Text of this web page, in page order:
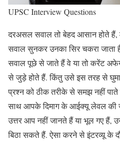
UPSC Interview Questions
दरअसल सवाल तो बेहद आसान होते
सवाल सुनकर उनका सिर चकरा जाता
सवाल पूछे से जाते हैं वे या तो करेंट
से जुड़े होते हैं. किंतु उसे इस तरह से
प्रश्न को ठीक तरीके से समझ नहीं
साथ आपके दिमाग के आईक्यू लेवल की
उत्तर आप नहीं जानते हैं या भूल गए हैं,
बिठा सकते हैं. ऐसा करने से इंटरव्यू के